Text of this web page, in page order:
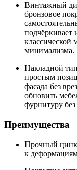
Винтажный
бронзовое
подчёркивает
классической
минимализма.
Накладной
простым
фасада без
обновить
фурнитуру
Преимущества
Прочный
к